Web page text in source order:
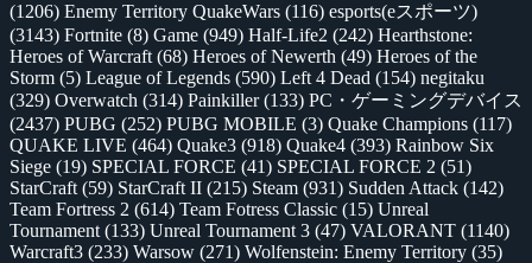
(1206) Enemy Territory QuakeWars (116) esports(eスポーツ)
(3143) Fortnite (8) Game (949) Half-Life2 (242) Hearthstone:
Heroes of Warcraft (68) Heroes of Newerth (49) Heroes of the
Storm (5) League of Legends (590) Left 4 Dead (154) negitaku
(329) Overwatch (314) Painkiller(133) PC・ゲーミングデバイス
(2437) PUBG (252) PUBG MOBILE (3) Quake Champions (117)
QUAKE LIVE (464) Quake3 (918) Quake4 (393) Rainbow Six
Siege (19) SPECIAL FORCE (41) SPECIAL FORCE 2 (51)
StarCraft (59) StarCraft II (215) Steam (931) Sudden Attack (142)
Team Fortress 2 (614) Team Fotress Classic (15) Unreal
Tournament (133) Unreal Tournament 3 (47) VALORANT (1140)
Warcraft3 (233) Warsow (271) Wolfenstein: Enemy Territory (35)